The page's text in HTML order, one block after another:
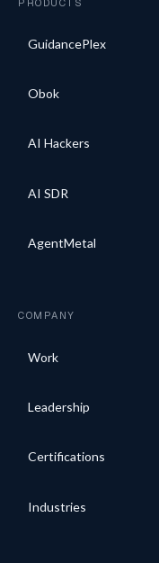
GuidancePlex
Obok
AI Hackers
AI SDR
AgentMetal
COMPANY
Work
Leadership
Certifications
Industries